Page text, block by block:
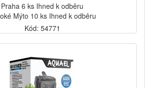
Praha 6 ks Ihned k odběru
Mýto 10 ks Ihned k odběru
Kód: 54771